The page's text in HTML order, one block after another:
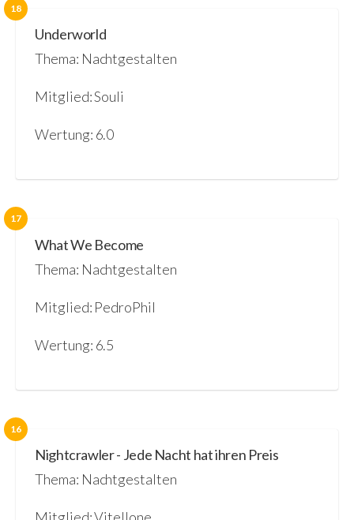
18
Underworld
Thema: Nachtgestalten
Mitglied: Souli
Wertung: 6.0
17
What We Become
Thema: Nachtgestalten
Mitglied: PedroPhil
Wertung: 6.5
16
Nightcrawler - Jede Nacht hat ihren Preis
Thema: Nachtgestalten